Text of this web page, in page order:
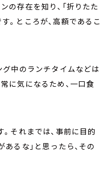
の存在を知り、「折りたた
。ところが、高額であるこ
中のランチタイムなどは
に気になるため、一口食
それまでは、事前に目的
るな」と思ったら、その